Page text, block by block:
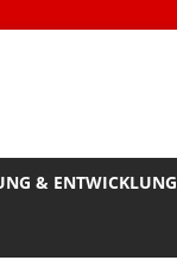
& ENTWICKLUNG